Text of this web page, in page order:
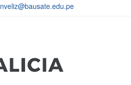
nveliz@bausate.edu.pe